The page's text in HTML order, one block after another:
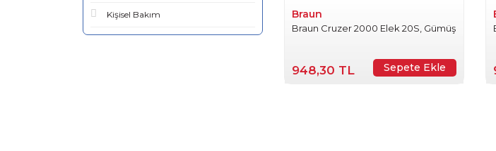
Kişisel Bakım Braun
Braun Cruzer 2000 Elek 20S, Gümüş
948,30 TL Sepete Ekle